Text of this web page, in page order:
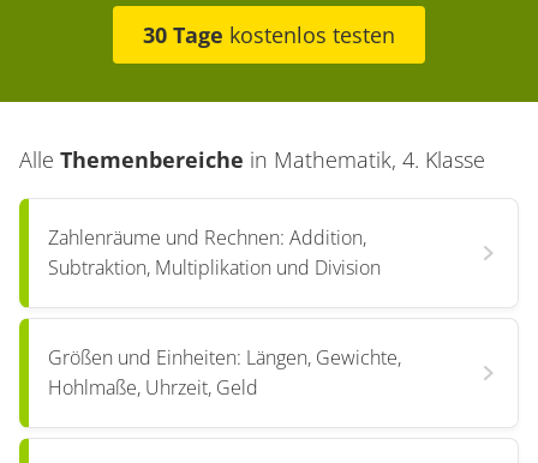
30 Tage kostenlos testen
Alle Themenbereiche in Mathematik, 4. Klasse
Zahlenräume und Rechnen: Addition,
Subtraktion, Multiplikation und Division
Größen und Einheiten: Längen, Gewichte,
Hohlmaße, Uhrzeit, Geld